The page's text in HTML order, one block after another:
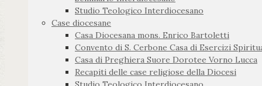
Studio Teologico Interdiocesano
Case diocesane
Casa Diocesana mons. Enrico Bartoletti
Convento di S. Cerbone Casa di Esercizi
Casa di Preghiera Suore Dorotee Vorno Lucca
Recapiti delle case religiose della Diocesi